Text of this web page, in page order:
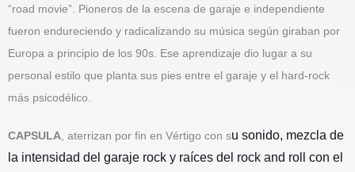
“road movie”. Pioneros de la escena de garaje e independiente
fueron endureciendo y radicalizando su música según giraban por
Europa a principio de los 90s. Ese aprendizaje dio lugar a su
personal estilo que planta sus pies entre el garaje y el hard-rock
más psicodélico.
CAPSULA, aterrizan por fin en Vértigo con su sonido, mezcla de
la intensidad del garaje rock y raíces del rock and roll con el